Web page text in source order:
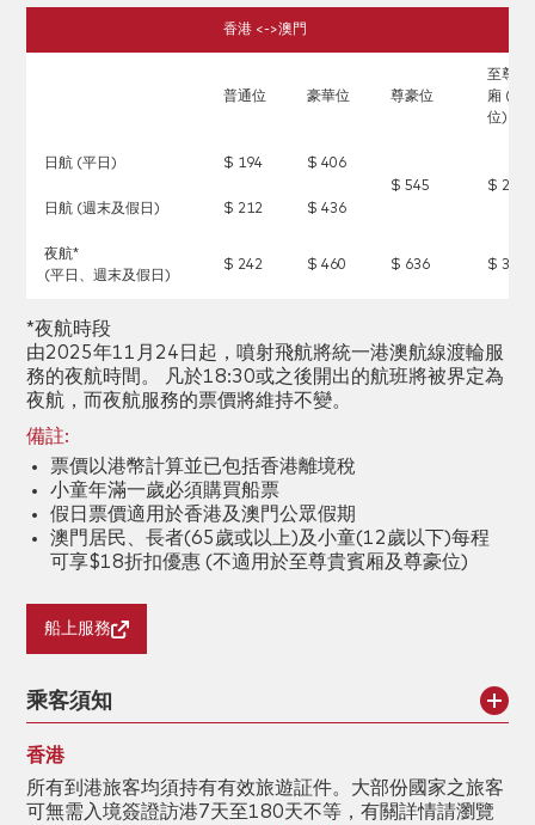
香港 <->澳門
普通位 豪華位 尊豪位
至尊貴
廂 (4座
位)
日航 (平日)
日航 (週末及假日)
$ 194
$ 212
$ 406
$ 436
$ 545 $
夜航*
(平日、週末及假日)
$ 242 $ 460 $ 636 $
*夜航時段
由2025年11月24日起，噴射飛航將統一港澳航線渡輪服
務的夜航時間。 凡於18:30或之後開出的航班將被界定為
夜航，而夜航服務的票價將維持不變。
備註:
票價以港幣計算並已包括香港離境稅
小童年滿一歲必須購買船票
假日票價適用於香港及澳門公眾假期
澳門居民、長者(65歲或以上)及小童(12歲以下)每程
可享$18折扣優惠 (不適用於至尊貴賓厢及尊豪位)
船上服務
乘客須知
香港
所有到港旅客均須持有有效旅遊証件。大部份國家之旅客
可無需入境簽證訪港7天至180天不等，有關詳情請瀏覽